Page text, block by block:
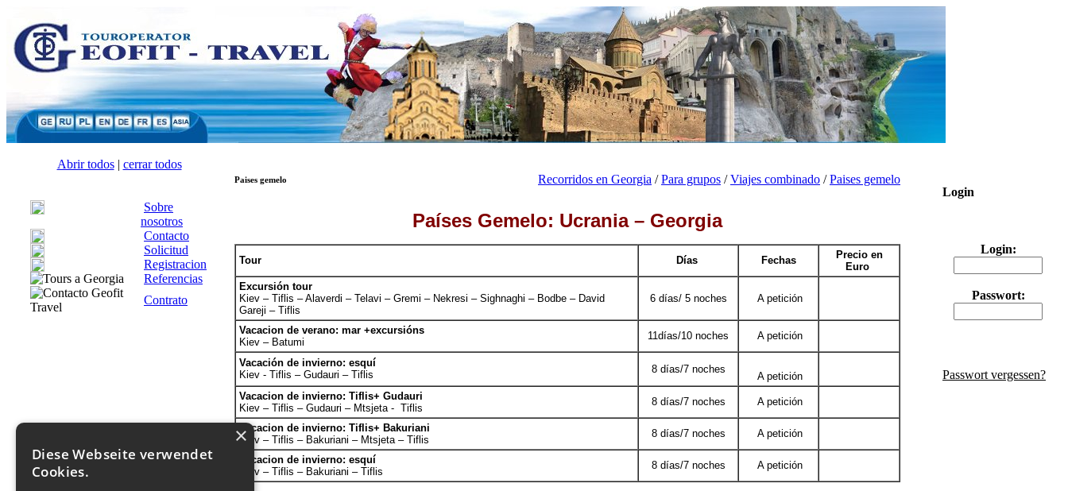
Abrir todos| cerrar todos
Sobre
nosotros
Contacto
Solicitud
Registracion
Referencias
Contrato
Paises gemelo Recorridos en Georgia /Para grupos /Viajes combinado /Paises gemelo
Países Gemelo: Ucrania – Georgia
Tour Días Fechas
Precio en
Euro
Excursión tour
Kiev – Tiflis – Alaverdi – Telavi – Gremi – Nekresi – Sighnaghi – Bodbe – David
Gareji – Tiflis
6 días/ 5 noches A petición
Vacacion de verano: mar +excursións
Kiev – Batumi
11días/10 noches A petición
Vacación de invierno: esquí
Kiev - Tiflis – Gudauri – Tiflis 8 días/7 noches
A petición
Vacacion de invierno: Tiflis+ Gudauri
Kiev – Tiflis – Gudauri – Mtsjeta - Tiflis
8 días/7 noches A petición
Vacacion de invierno: Tiflis+ Bakuriani
Kiev – Tiflis – Bakuriani – Mtsjeta – Tiflis
8 días/7 noches A petición
Vacacion de invierno: esquí
Kiev – Tiflis – Bakuriani – Tiflis
8 días/7 noches A petición
Login
Login:
Passwort:
Passwort vergessen?
×
Diese Webseite verwendet
Cookies.